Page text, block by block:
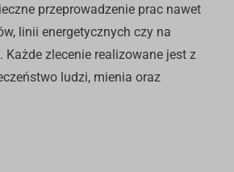
przeprowadzenie prac nawet
linii energetycznych czy na
Każde zlecenie realizowane jest z
ludzi, mienia oraz